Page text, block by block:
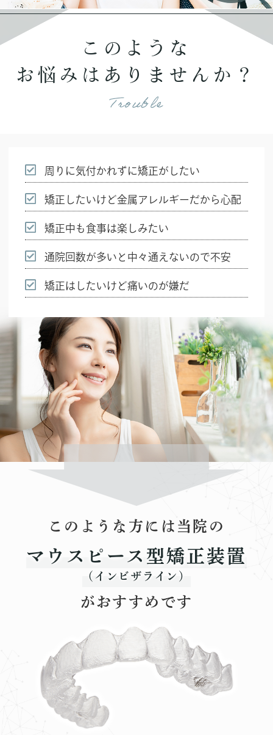
このような
お悩みはありませんか？
Trouble
周りに気付かれずに矯正がしたい
矯正したいけど金属アレルギーだから心配
矯正中も食事は楽しみたい
通院回数が多いと 中々通えないので不安
矯正はしたいけど痛いのが嫌だ
このような方には当院の
マウスピース型矯正装置
（インビザライン）
がおすすめです